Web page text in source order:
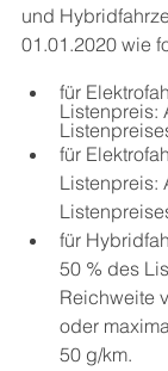
und
01.01.2020 wie
für
Listenpreis:
für
Listenpreis:
für
50 % des
Reichweite
oder
50 g/km.